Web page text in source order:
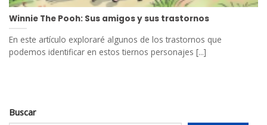
Winnie The Pooh: Sus amigos y sus trastornos
En este artículo exploraré algunos de los trastornos que
podemos identificar en estos tiernos personajes [...]
Buscar